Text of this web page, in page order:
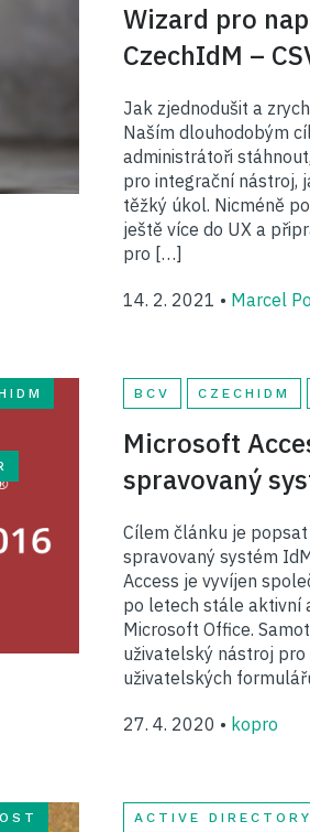
Wizard pro
CzechIdM –
Jak zjednodušit a
Naším dlouhodobým
administrátoři
pro integrační nástroj,
těžký úkol. Nicméně
ještě více do UX a
pro […]
14. 2. 2021 • Marcel
BCV CZECHIDM
Microsoft
spravovaný
Cílem článku je
spravovaný systém
Access je vyvíjen
po letech stále aktivní
Microsoft Office.
uživatelský nástroj
uživatelských
27. 4. 2020 • kopro
ACTIVE DIRECTORY